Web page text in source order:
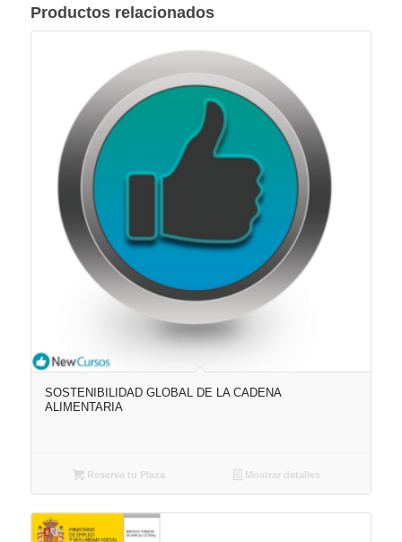
Productos relacionados
SOSTENIBILIDAD GLOBAL DE LA CADENA
ALIMENTARIA
Reserva tu Plaza Mostrar detalles